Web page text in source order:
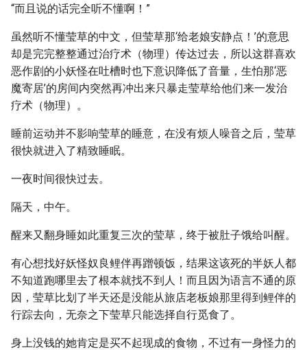
“而且说的话完全听不懂啊！”
虽然听不懂莹草的中文，但莹草那‘给老娘安静点！’的意思
却是完完整整通过治疗术（物理）传达过去，所以这群喜欢
恶作剧的小妖怪在吐槽时也下意识降低了音量，生怕那‘恶
魔寄居’的房间内突然再冲出来只暴走莹草给他们来一发治
疗术（物理）。
睡前运动并不影响莹草的睡意，在没有烦人噪音之后，莹草
很快就进入了精致睡眠。
一夜时间很快过去。
隔天，中午。
醒来又翻身睡如此重复三次的莹草，终于被肚子饿给叫醒。
有心想找好妖怪奴良鲤伴再蹭顿饭，结果这该死的半妖人都
不知道跑哪里去了根本就找不到人！而且因为语言不通的原
因，莹草比划了半天还是没能从旅店老板娘那里得到鲤伴的
行踪去向，无奈之下莹草只能选择自行觅食了。
身上没钱的她肯定是买不起现成的食物，不过有一身怪力的